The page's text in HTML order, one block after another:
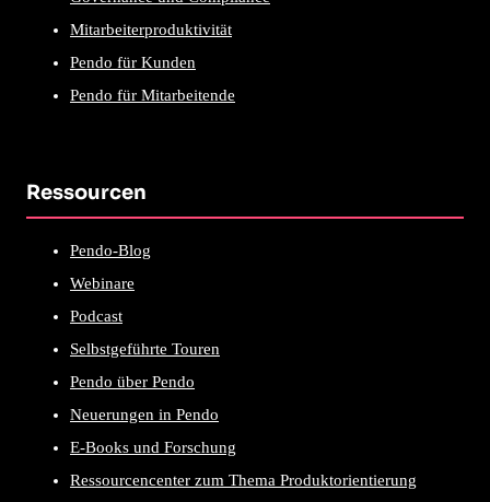
Mitarbeiterproduktivität
Pendo für Kunden
Pendo für Mitarbeitende
Ressourcen
Pendo-Blog
Webinare
Podcast
Selbstgeführte Touren
Pendo über Pendo
Neuerungen in Pendo
E-Books und Forschung
Ressourcencenter zum Thema Produktorientierung